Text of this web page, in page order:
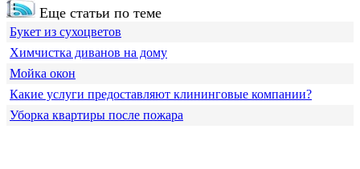
Еще статьи по теме
Букет из сухоцветов
Химчистка диванов на дому
Мойка окон
Какие услуги предоставляют клининговые компании?
Уборка квартиры после пожара